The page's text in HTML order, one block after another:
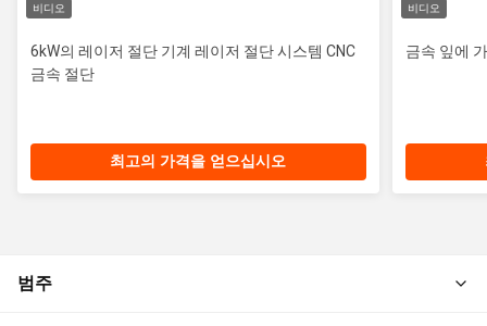
비디오
6kW의 레이저 절단 기계 레이저 절단 시스템 CNC
금속 절단
최고의 가격을 얻으십시오
비디오
금속 잎에
범주